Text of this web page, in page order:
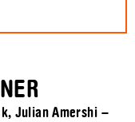
Julian Amershi –